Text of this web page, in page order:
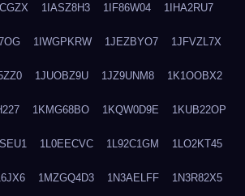
1IASZ8H3 1IF86W04 1IHA2RU7
1IWGPKRW 1JEZBYO7 1JFVZL7X
1JUOBZ9U 1JZ9UNM8 1K1OOBX2
1KMG68BO 1KQW0D9E 1KUB22OP
1L0EECVC 1L92C1GM 1LO2KT45
1MZGQ4D3 1N3AELFF 1N3R82X5